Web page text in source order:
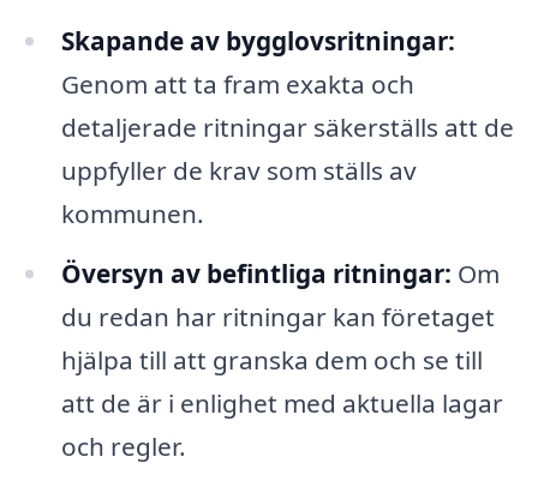
Skapande av bygglovsritningar:
Genom att ta fram exakta och
detaljerade ritningar säkerställs att de
uppfyller de krav som ställs av
kommunen.
Översyn av befintliga ritningar: Om
du redan har ritningar kan företaget
hjälpa till att granska dem och se till
att de är i enlighet med aktuella lagar
och regler.